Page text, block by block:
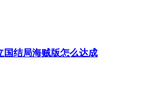
结局海贼版怎么达成